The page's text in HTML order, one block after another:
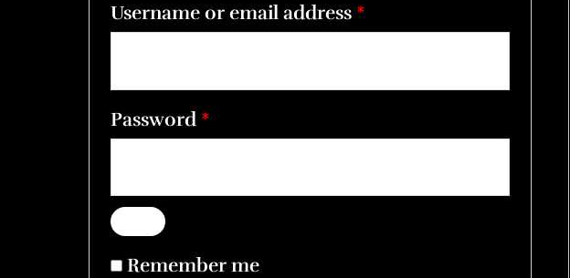
Username or email address *
Password*
Remember me